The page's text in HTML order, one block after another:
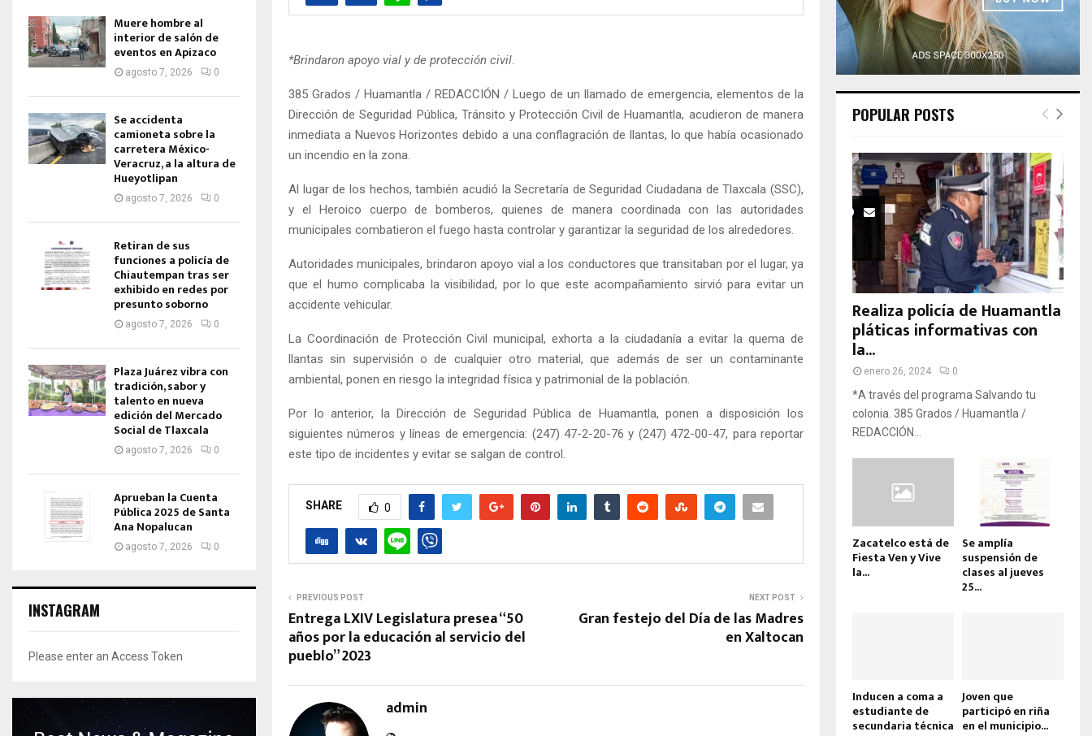
*Brindaron apoyo vial y de protección civil
385 Grados / Huamantla / REDACCIÓN / Luego de un llamado de emergencia, elementos de la
Dirección de Seguridad Pública, Tránsito y Protección Civil de Huamantla, acudieron de manera
inmediata a Nuevos Horizontes debido a una conflagración de llantas, lo que había ocasionado
un incendio en la zona.
Al lugar de los hechos, también acudió la Secretaría de Seguridad Ciudadana de Tlaxcala (SSC),
y el Heroico cuerpo de bomberos, quienes de manera coordinada con las autoridades
municipales combatieron el fuego hasta controlar y garantizar la seguridad de los alrededores.
Autoridades municipales, brindaron apoyo vial a los conductores que transitaban por el lugar, ya
que el humo complicaba la visibilidad, por lo que este acompañamiento sirvió para evitar un
accidente vehicular.
La Coordinación de Protección Civil municipal, exhorta a la ciudadanía a evitar la quema de
llantas sin supervisión o de cualquier otro material, que además de ser un contaminante
ambiental, ponen en riesgo la integridad física y patrimonial de la población.
Por lo anterior, la Dirección de Seguridad Pública de Huamantla, ponen a disposición los
siguientes números y líneas de emergencia: (247) 47-2-20-76 y (247) 472-00-47, para reportar
este tipo de incidentes y evitar se salgan de control.
SHARE 0
PREVIOUS POST
Entrega LXIV Legislatura presea “50
años por la educación al servicio del
pueblo” 2023
NEXT POST
Gran festejo del Día de las Madres
en Xaltocan
admin
Muere hombre al
interior de salón de
eventos en Apizaco
agosto 7, 2026 0
Se accidenta
camioneta sobre la
carretera México-
Veracruz, a la altura de
Hueyotlipan
agosto 7, 2026 0
Retiran de sus
funciones a policía de
Chiautempan tras ser
exhibido en redes por
presunto soborno
agosto 7, 2026 0
Plaza Juárez vibra con
tradición, sabor y
talento en nueva
edición del Mercado
Social de Tlaxcala
agosto 7, 2026 0
Aprueban la Cuenta
Pública 2025 de Santa
Ana Nopalucan
agosto 7, 2026 0
INSTAGRAM
Please enter an Access Token
POPULAR POSTS
Realiza policía de Huamantla
pláticas informativas con
la...
enero 26, 2024 0
*A través del programa Salvando tu
colonia. 385 Grados / Huamantla /
REDACCIÓN...
Zacatelco está de
Fiesta Ven y Vive
la...
Se amplía
suspensión de
clases al jueves
25...
Inducen a coma a
estudiante de
secundaria técnica
Joven que
participó en riña
en el municipio...